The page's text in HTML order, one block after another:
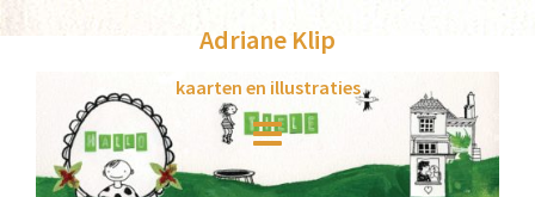
Skip
to
Adriane Klip
kaarten en illustraties